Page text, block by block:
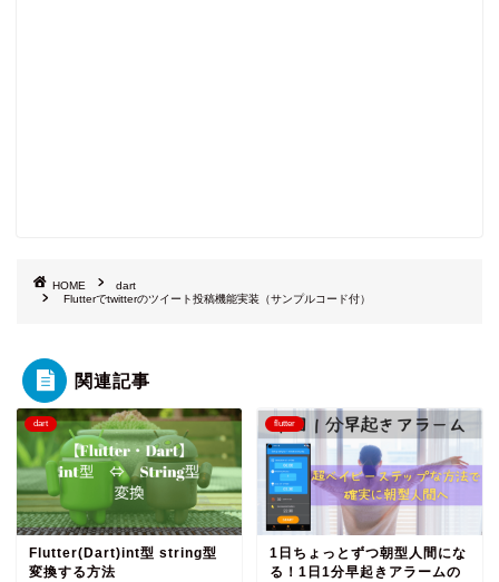
HOME
dart
Flutterでtwitterのツイート投稿機能実装（サンプルコード付）
関連記事
dart
Flutter(Dart)int型 string型
変換する方法
flutter
1日ちょっとずつ朝型人間にな
る！1日1分早起きアラームの